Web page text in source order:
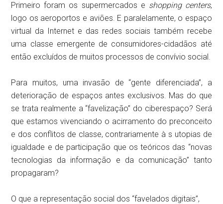
Primeiro foram os supermercados e shopping centers,
logo os aeroportos e aviões. E paralelamente, o espaço
virtual da Internet e das redes sociais também recebe
uma classe emergente de consumidores-cidadãos até
então excluídos de muitos processos de convívio social.
Para muitos, uma invasão de “gente diferenciada”, a
deterioração de espaços antes exclusivos. Mas do que
se trata realmente a “favelização” do ciberespaço? Será
que estamos vivenciando o acirramento do preconceito
e dos conflitos de classe, contrariamente à s utopias de
igualdade e de participação que os teóricos das “novas
tecnologias da informação e da comunicação” tanto
propagaram?
O que a representação social dos “favelados digitais”,